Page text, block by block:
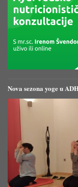
Nova sezona yoge u